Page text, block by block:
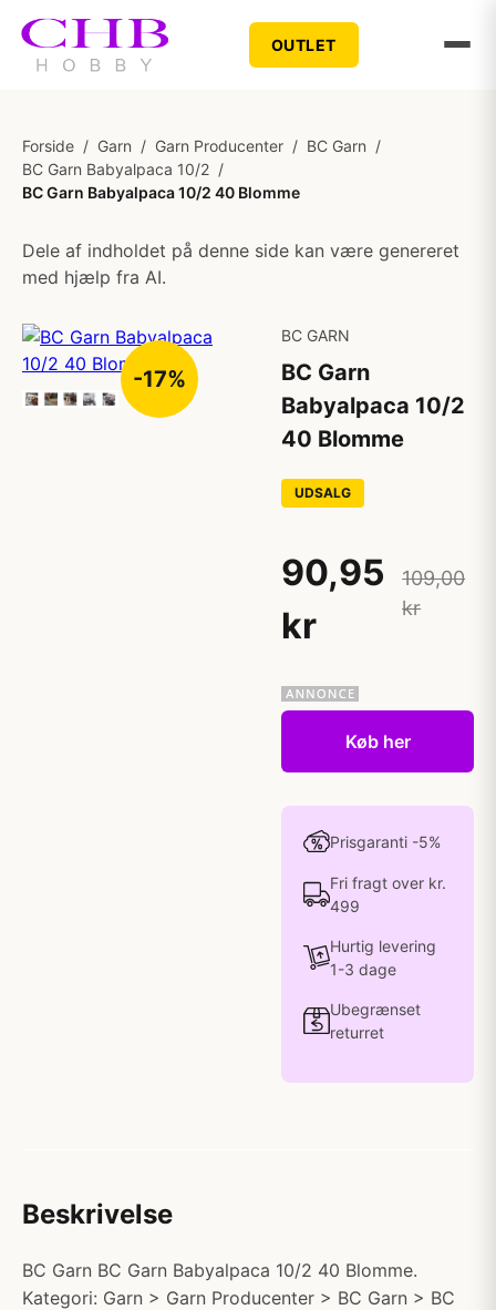
OUTLET
Forside / Garn / Garn Producenter / BC Garn /
BC Garn Babyalpaca 10/2 /
BC Garn Babyalpaca 10/2 40 Blomme
Dele af indholdet på denne side kan være genereret
med hjælp fra AI.
-17%
BC GARN
BC Garn
Babyalpaca 10/2
40 Blomme
UDSALG
90,95
kr
109,00
kr
Køb her
Prisgaranti -5%
Fri fragt over kr.
499
Hurtig levering
1-3 dage
Ubegrænset
returret
Beskrivelse
BC Garn BC Garn Babyalpaca 10/2 40 Blomme.
Kategori: Garn > Garn Producenter > BC Garn > BC